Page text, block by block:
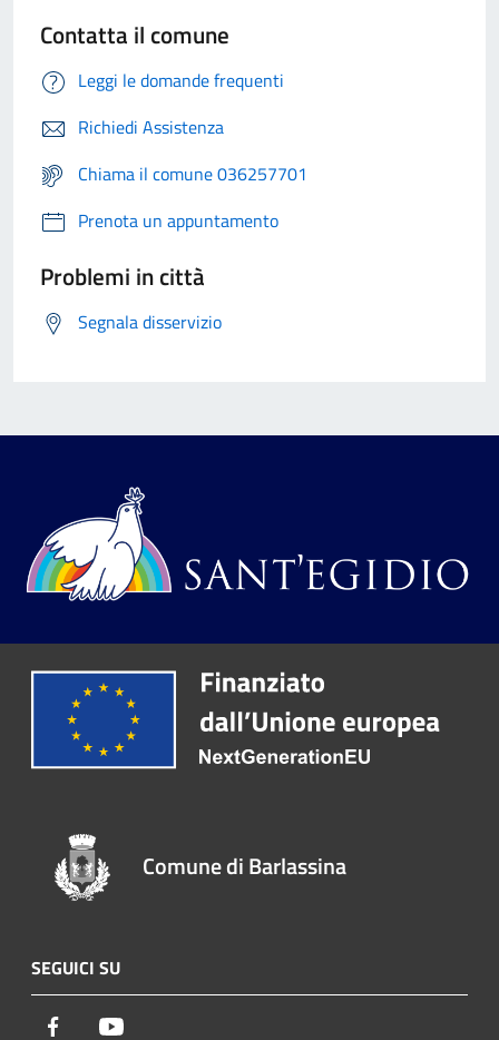
Contatta il comune
Leggi le domande frequenti
Richiedi Assistenza
Chiama il comune 036257701
Prenota un appuntamento
Problemi in città
Segnala disservizio
Comune di Barlassina
SEGUICI SU
Facebook